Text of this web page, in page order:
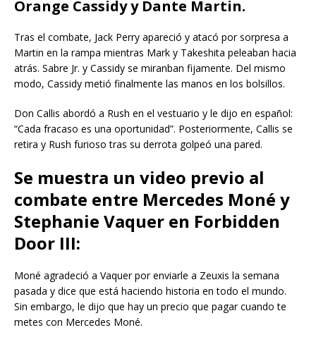
Orange Cassidy y Dante Martin.
Tras el combate, Jack Perry apareció y atacó por sorpresa a
Martin en la rampa mientras Mark y Takeshita peleaban hacia
atrás. Sabre Jr. y Cassidy se miranban fijamente. Del mismo
modo, Cassidy metió finalmente las manos en los bolsillos.
Don Callis abordó a Rush en el vestuario y le dijo en español:
“Cada fracaso es una oportunidad”. Posteriormente, Callis se
retira y Rush furioso tras su derrota golpeó una pared.
Se muestra un video previo al
combate entre Mercedes Moné y
Stephanie Vaquer en Forbidden
Door III:
Moné agradeció a Vaquer por enviarle a Zeuxis la semana
pasada y dice que está haciendo historia en todo el mundo.
Sin embargo, le dijo que hay un precio que pagar cuando te
metes con Mercedes Moné.